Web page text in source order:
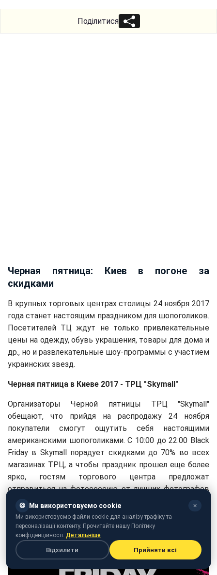
Поділитися
Черная пятница: Киев в погоне за
скидками
В крупных торговых центрах столицы 24 ноября 2017
года станет настоящим праздником для шопоголиков.
Посетителей ТЦ ждут не только привлекательные
цены на одежду, обувь украшения, товары для дома и
др., но и развлекательные шоу-программы с участием
украинских звезд.
Черная пятница в Киеве 2017 - ТРЦ "Skymall"
Организаторы Черной пятницы ТРЦ "Skymall"
обещают, что прийдя на распродажу 24 ноября
покупатели смогут ощутить себя настоящими
американскими шопоголиками. С 10:00 до 22:00 Black
Friday в Skymall порадует скидками до 70% во всех
магазинах ТРЦ, а чтобы праздник прошел еще более
ярко, гостям торгового центра предложат
отправиться на фотосессию от лучших фотографов
Geometria.
🍪 Ми використовуємо cookie ✕
Ми використовуємо файли cookie для аналізу трафіку та
персоналізації контенту. Прочитайте нашу Політику
конфіденційності. Детальніше
Відхилити Прийняти всі